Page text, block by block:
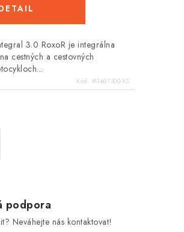
3.0 RoxoR je integrálna
cestných a cestovných
Kód: M140-1300-XS
podpora
Neváhejte nás kontaktovat!